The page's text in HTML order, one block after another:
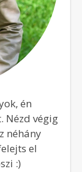
én
Nézd végig
néhány
el
:)